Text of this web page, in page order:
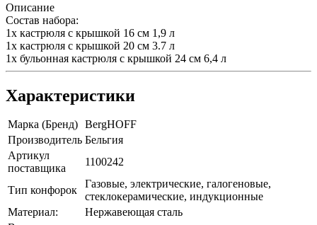
Описание
Состав набора:
1x кастрюля с крышкой 16 см 1,9 л
1x кастрюля с крышкой 20 см 3.7 л
1x бульонная кастрюля с крышкой 24 см 6,4 л
Характеристики
Марка (Бренд) BergHOFF
Производитель Бельгия
Артикул
поставщика
1100242
Тип конфорок
Газовые, электрические, галогеновые,
стеклокерамические, индукционные
Материал:
Нержавеющая сталь